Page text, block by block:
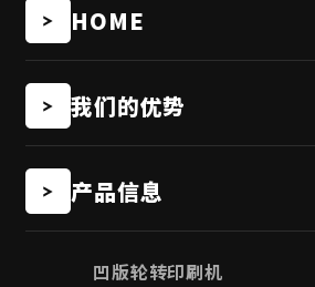
HOME
我们的优势
产品信息
凹版轮转印刷机